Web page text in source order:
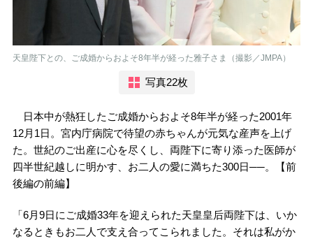
天皇陛下との、ご成婚からおよそ8年半が経った雅子さま（撮影／JMPA）
写真22枚
日本中が熱狂したご成婚からおよそ8年半が経った2001年
12月1日。宮内庁病院で待望の赤ちゃんが元気な産声を上げ
た。世紀のご出産に心を尽くし、両陛下に寄り添った医師が
四半世紀越しに明かす、お二人の愛に満ちた300日──。【前
後編の前編】
「6月9日にご成婚33年を迎えられた天皇皇后両陛下は、いか
なるときもお二人で支え合ってこられました。それは私がか